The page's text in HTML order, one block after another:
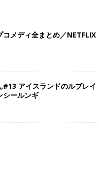
メディ全まとめ／NETFLIX
#13 アイスランドのルブレイ
シールンギ